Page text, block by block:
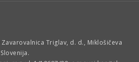
Triglav, d. d., Miklošičeva